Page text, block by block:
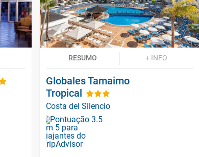
RESUMO + INFO
Globales Tamaimo
Tropical
Costa del Silencio